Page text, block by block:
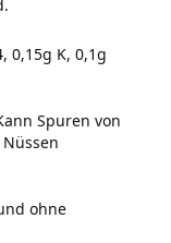
0,15g K, 0,1g
Spuren von
ohne